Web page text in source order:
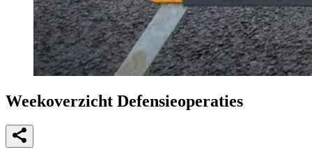
Weekoverzicht Defensieoperaties